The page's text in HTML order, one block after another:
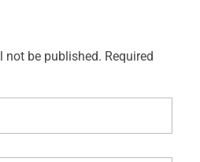
be published. Required